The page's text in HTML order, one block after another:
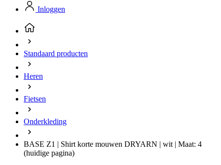
Inloggen
Standaard producten
Heren
Fietsen
Onderkleding
BASE Z1 | Shirt korte mouwen DRYARN | wit | Maat: 4
(huidige pagina)